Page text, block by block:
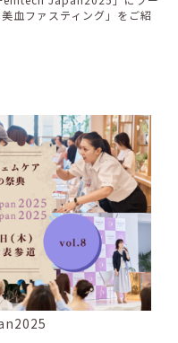
血ファスティング」をご紹